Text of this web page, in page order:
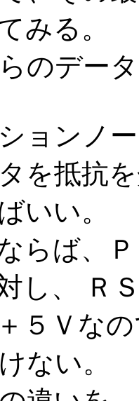
みる。
のデー
ョンノ
を抵抗
いい。
らば、
し、 Ｒ
５Ｖな
ない。